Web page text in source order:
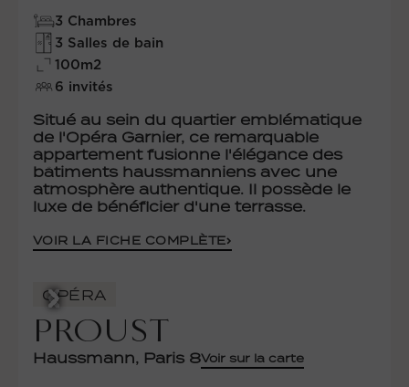
3 Chambres
3 Salles de bain
100m2
6 invités
Situé au sein du quartier emblématique
de l'Opéra Garnier, ce remarquable
appartement fusionne l'élégance des
bâtiments haussmanniens avec une
atmosphère authentique. Il possède le
luxe de bénéficier d'une terrasse.
VOIR LA FICHE COMPLÈTE
OPÉRA
PROUST
Haussmann, Paris 8Voir sur la carte